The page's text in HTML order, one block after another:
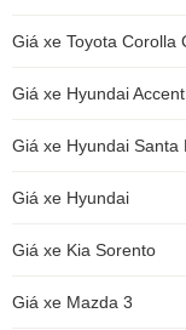
Giá xe Toyota Corolla
Giá xe Hyundai Accent
Giá xe Hyundai Santa
Giá xe Hyundai
Giá xe Kia Sorento
Giá xe Mazda 3